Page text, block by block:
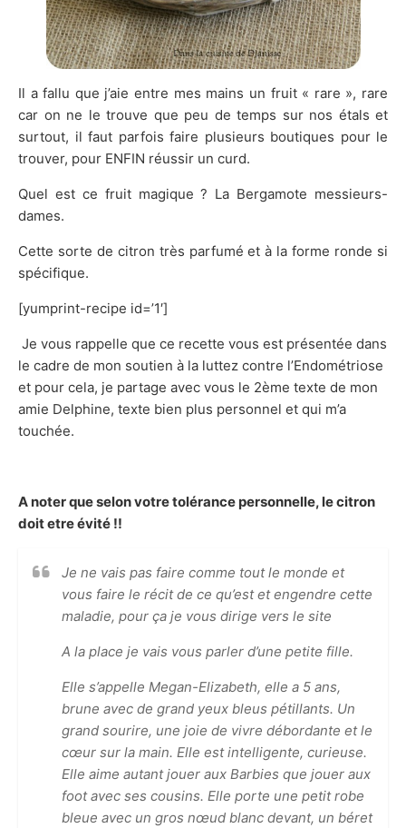
Il a fallu que j’aie entre mes mains un fruit « rare », rare
car on ne le trouve que peu de temps sur nos étals et
surtout, il faut parfois faire plusieurs boutiques pour le
trouver, pour ENFIN réussir un curd.
Quel est ce fruit magique ? La Bergamote messieurs-
dames.
Cette sorte de citron très parfumé et à la forme ronde si
spécifique.
[yumprint-recipe id=’1′]
Je vous rappelle que ce recette vous est présentée dans
le cadre de mon soutien à la luttez contre l’Endométriose
et pour cela, je partage avec vous le 2ème texte de mon
amie Delphine, texte bien plus personnel et qui m’a
touchée.
A noter que selon votre tolérance personnelle, le citron
doit etre évité !!
Je ne vais pas faire comme tout le monde et
vous faire le récit de ce qu’est et engendre cette
maladie, pour ça je vous dirige vers le site
A la place je vais vous parler d’une petite fille.
Elle s’appelle Megan-Elizabeth, elle a 5 ans,
brune avec de grand yeux bleus pétillants. Un
grand sourire, une joie de vivre débordante et le
cœur sur la main. Elle est intelligente, curieuse.
Elle aime autant jouer aux Barbies que jouer aux
foot avec ses cousins. Elle porte une petit robe
bleue avec un gros nœud blanc devant, un béret